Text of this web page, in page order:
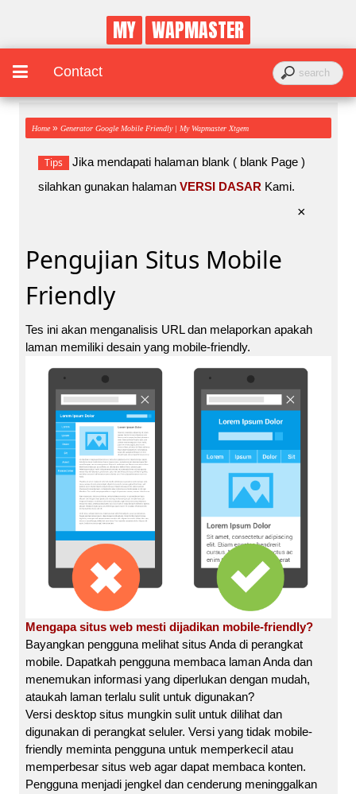
MY WAPMASTER
Contact
Home » Generator Google Mobile Friendly | My Wapmaster Xtgem
Tips
Jika mendapati halaman blank ( blank Page )
silahkan gunakan halaman VERSI DASAR Kami.
×
Pengujian Situs Mobile
Friendly
Tes ini akan menganalisis URL dan melaporkan apakah
laman memiliki desain yang mobile-friendly.
Mengapa situs web mesti dijadikan mobile-friendly?
Bayangkan pengguna melihat situs Anda di perangkat
mobile. Dapatkah pengguna membaca laman Anda dan
menemukan informasi yang diperlukan dengan mudah,
ataukah laman terlalu sulit untuk digunakan?
Versi desktop situs mungkin sulit untuk dilihat dan
digunakan di perangkat seluler. Versi yang tidak mobile-
friendly meminta pengguna untuk memperkecil atau
memperbesar situs web agar dapat membaca konten.
Pengguna menjadi jengkel dan cenderung meninggalkan